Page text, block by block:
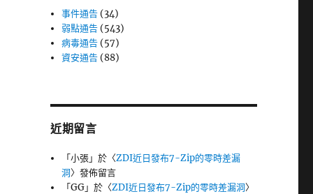
事件通告 (34)
弱點通告 (543)
病毒通告 (57)
資安通告 (88)
近期留言
「小張」於〈ZDI近日發布7-Zip的零時差漏
洞〉發佈留言
「GG」於〈ZDI近日發布7-Zip的零時差漏洞〉